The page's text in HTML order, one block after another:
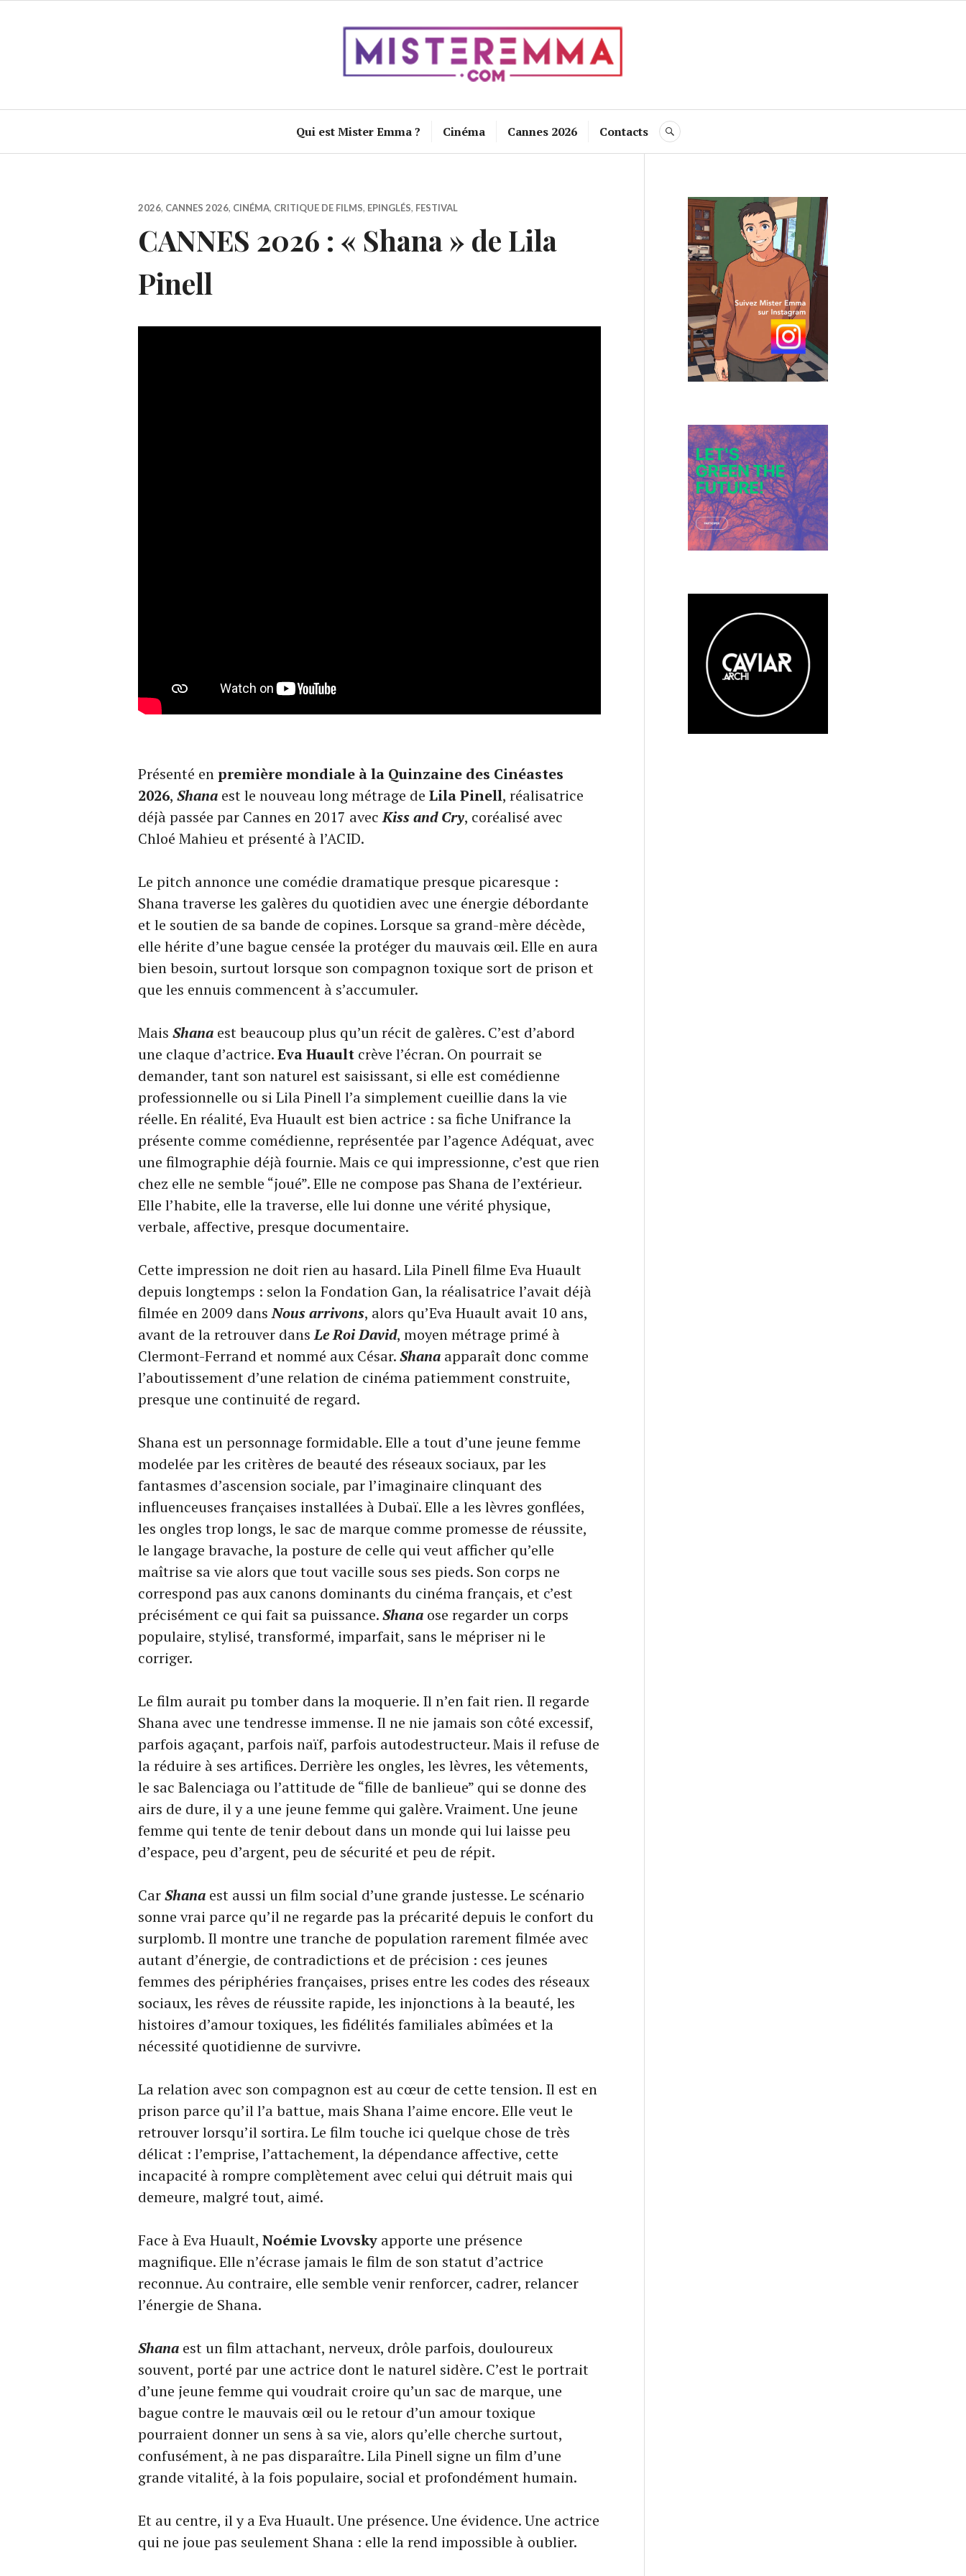
Qui est Mister Emma ? Cinéma Cannes 2026 Contacts RECHERCHE
2026, CANNES 2026, CINÉMA, CRITIQUE DE FILMS, EPINGLÉS, FESTIVAL
CANNES 2026 : « Shana » de Lila
Pinell
Présenté enpremière mondiale à la Quinzaine des Cinéastes
2026, Shana est le nouveau long métrage de Lila Pinell, réalisatrice
déjà passée par Cannes en 2017 avecKiss and Cry, coréalisé avec
Chloé Mahieu et présenté à l’ACID.
Le pitch annonce une comédie dramatique presque picaresque :
Shana traverse les galères du quotidien avec une énergie débordante
et le soutien de sa bande de copines. Lorsque sa grand-mère décède,
elle hérite d’une bague censée la protéger du mauvais œil. Elle en aura
bien besoin, surtout lorsque son compagnon toxique sort de prison et
que les ennuis commencent à s’accumuler.
Mais Shana est beaucoup plus qu’un récit de galères. C’est d’abord
une claque d’actrice.Eva Huault crève l’écran. On pourrait se
demander, tant son naturel est saisissant, si elle est comédienne
professionnelle ou si Lila Pinell l’a simplement cueillie dans la vie
réelle. En réalité, Eva Huault est bien actrice : sa fiche Unifrance la
présente comme comédienne, représentée par l’agence Adéquat, avec
une filmographie déjà fournie. Mais ce qui impressionne, c’est que rien
chez elle ne semble “joué”. Elle ne compose pas Shana de l’extérieur.
Elle l’habite, elle la traverse, elle lui donne une vérité physique,
verbale, affective, presque documentaire.
Cette impression ne doit rien au hasard. Lila Pinell filme Eva Huault
depuis longtemps : selon la Fondation Gan, la réalisatrice l’avait déjà
filmée en 2009 dansNous arrivons, alors qu’Eva Huault avait 10 ans,
avant de la retrouver dansLe Roi David, moyen métrage primé à
Clermont-Ferrand et nommé aux César.Shana apparaît donc comme
l’aboutissement d’une relation de cinéma patiemment construite,
presque une continuité de regard.
Shana est un personnage formidable. Elle a tout d’une jeune femme
modelée par les critères de beauté des réseaux sociaux, par les
fantasmes d’ascension sociale, par l’imaginaire clinquant des
influenceuses françaises installées à Dubaï. Elle a les lèvres gonflées,
les ongles trop longs, le sac de marque comme promesse de réussite,
le langage bravache, la posture de celle qui veut afficher qu’elle
maîtrise sa vie alors que tout vacille sous ses pieds. Son corps ne
correspond pas aux canons dominants du cinéma français, et c’est
précisément ce qui fait sa puissance.Shana ose regarder un corps
populaire, stylisé, transformé, imparfait, sans le mépriser ni le
corriger.
Le film aurait pu tomber dans la moquerie. Il n’en fait rien. Il regarde
Shana avec une tendresse immense. Il ne nie jamais son côté excessif,
parfois agaçant, parfois naïf, parfois autodestructeur. Mais il refuse de
la réduire à ses artifices. Derrière les ongles, les lèvres, les vêtements,
le sac Balenciaga ou l’attitude de “fille de banlieue” qui se donne des
airs de dure, il y a une jeune femme qui galère. Vraiment. Une jeune
femme qui tente de tenir debout dans un monde qui lui laisse peu
d’espace, peu d’argent, peu de sécurité et peu de répit.
CarShana est aussi un film social d’une grande justesse. Le scénario
sonne vrai parce qu’il ne regarde pas la précarité depuis le confort du
surplomb. Il montre une tranche de population rarement filmée avec
autant d’énergie, de contradictions et de précision : ces jeunes
femmes des périphéries françaises, prises entre les codes des réseaux
sociaux, les rêves de réussite rapide, les injonctions à la beauté, les
histoires d’amour toxiques, les fidélités familiales abîmées et la
nécessité quotidienne de survivre.
La relation avec son compagnon est au cœur de cette tension. Il est en
prison parce qu’il l’a battue, mais Shana l’aime encore. Elle veut le
retrouver lorsqu’il sortira. Le film touche ici quelque chose de très
délicat : l’emprise, l’attachement, la dépendance affective, cette
incapacité à rompre complètement avec celui qui détruit mais qui
demeure, malgré tout, aimé.
Face à Eva Huault, Noémie Lvovsky apporte une présence
magnifique. Elle n’écrase jamais le film de son statut d’actrice
reconnue. Au contraire, elle semble venir renforcer, cadrer, relancer
l’énergie de Shana.
Shana est un film attachant, nerveux, drôle parfois, douloureux
souvent, porté par une actrice dont le naturel sidère. C’est le portrait
d’une jeune femme qui voudrait croire qu’un sac de marque, une
bague contre le mauvais œil ou le retour d’un amour toxique
pourraient donner un sens à sa vie, alors qu’elle cherche surtout,
confusément, à ne pas disparaître. Lila Pinell signe un film d’une
grande vitalité, à la fois populaire, social et profondément humain.
Et au centre, il y a Eva Huault. Une présence. Une évidence. Une actrice
qui ne joue pas seulement Shana : elle la rend impossible à oublier.